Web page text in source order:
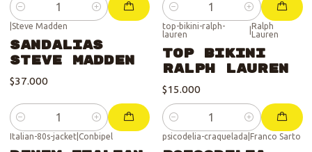
Cantidad Cantidad
Steve Madden
Sandalias
Steve Madden
$37.000
Cantidad
top-bikini-ralph-
lauren
|Ralph
Lauren
Top Bikini
Ralph Lauren
$15.000
Cantidad
Italian-80s-jacket| Conbipel psicodelia-craquelada Franco Sarto